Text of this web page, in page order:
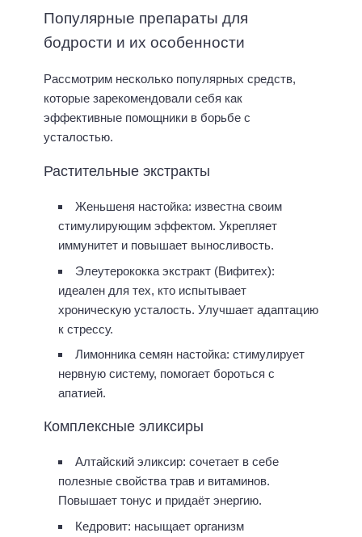
Популярные препараты для
бодрости и их особенности
Рассмотрим несколько популярных средств,
которые зарекомендовали себя как
эффективные помощники в борьбе с
усталостью.
Растительные экстракты
Женьшеня настойка: известна своим
стимулирующим эффектом. Укрепляет
иммунитет и повышает выносливость.
Элеутерококка экстракт (Вифитех):
идеален для тех, кто испытывает
хроническую усталость. Улучшает адаптацию
к стрессу.
Лимонника семян настойка: стимулирует
нервную систему, помогает бороться с
апатией.
Комплексные эликсиры
Алтайский эликсир: сочетает в себе
полезные свойства трав и витаминов.
Повышает тонус и придаёт энергию.
Кедровит: насыщает организм